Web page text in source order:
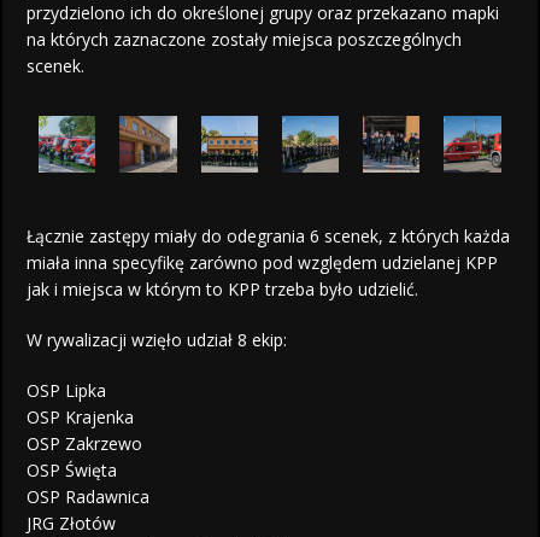
przydzielono ich do określonej grupy oraz przekazano mapki
na których zaznaczone zostały miejsca poszczególnych
scenek.
Łącznie zastępy miały do odegrania 6 scenek, z których każda
miała inna specyfikę zarówno pod względem udzielanej KPP
jak i miejsca w którym to KPP trzeba było udzielić.
W rywalizacji wzięło udział 8 ekip:
OSP Lipka
OSP Krajenka
OSP Zakrzewo
OSP Święta
OSP Radawnica
JRG Złotów